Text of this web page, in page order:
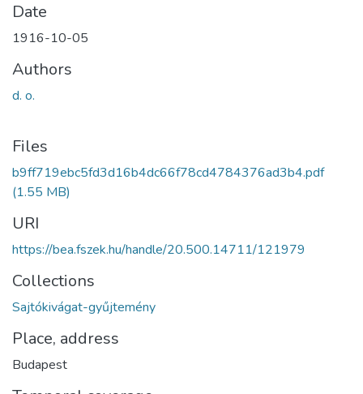
Date
1916-10-05
Authors
d. o.
Files
b9ff719ebc5fd3d16b4dc66f78cd4784376ad3b4.pdf
(1.55 MB)
URI
https://bea.fszek.hu/handle/20.500.14711/121979
Collections
Sajtókivágat-gyűjtemény
Place, address
Budapest